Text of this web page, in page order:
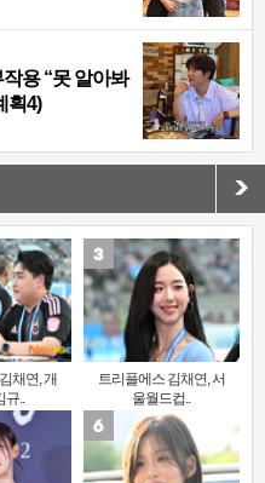
용 “못 알아봐
획4)
채연, 개
규..
트리플에스 김채연, 서
울월드컵..